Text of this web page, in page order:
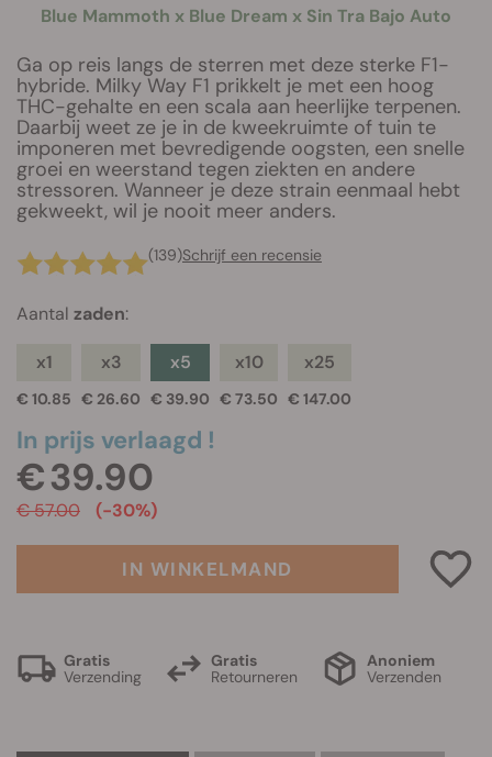
Blue Mammoth x Blue Dream x Sin Tra Bajo Auto
Ga op reis langs de sterren met deze sterke F1-
hybride. Milky Way F1 prikkelt je met een hoog
THC-gehalte en een scala aan heerlijke terpenen.
Daarbij weet ze je in de kweekruimte of tuin te
imponeren met bevredigende oogsten, een snelle
groei en weerstand tegen ziekten en andere
stressoren. Wanneer je deze strain eenmaal hebt
gekweekt, wil je nooit meer anders.
(139)Schrijf een recensie
Aantal zaden:
x1
€ 10.85
x3
€ 26.60
x5
€ 39.90
x10
€ 73.50
x25
€ 147.00
In prijs verlaagd !
€ 39.90
€ 57.00 (-30%)
IN WINKELMAND
Gratis
Verzending
Gratis
Retourneren
Anoniem
Verzenden